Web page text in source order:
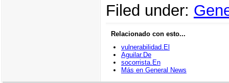
Filed under:
Relacionado con esto...
vulnerabilidad.El
Aguilar.De
socorrista.En
Más en General News